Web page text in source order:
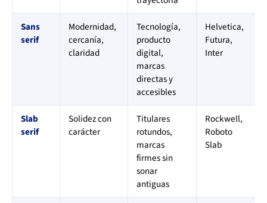
Sans
serif
Modernidad,
cercanía,
claridad
Tecnología,
producto
digital,
marcas
directas y
accesibles
Helvetica,
Futura,
Inter
Slab
serif
Solidez con
carácter
Titulares
rotundos,
marcas
firmes sin
sonar
antiguas
Rockwell,
Roboto
Slab